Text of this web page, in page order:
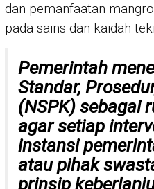
dan pemanfaatan
pada sains dan kaidah
Pemerintah
Standar,
(NSPK) sebagai
agar setiap
instansi
atau pihak
prinsip